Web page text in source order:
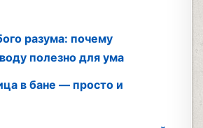
разума: почему
полезно для ума
в бане — просто и